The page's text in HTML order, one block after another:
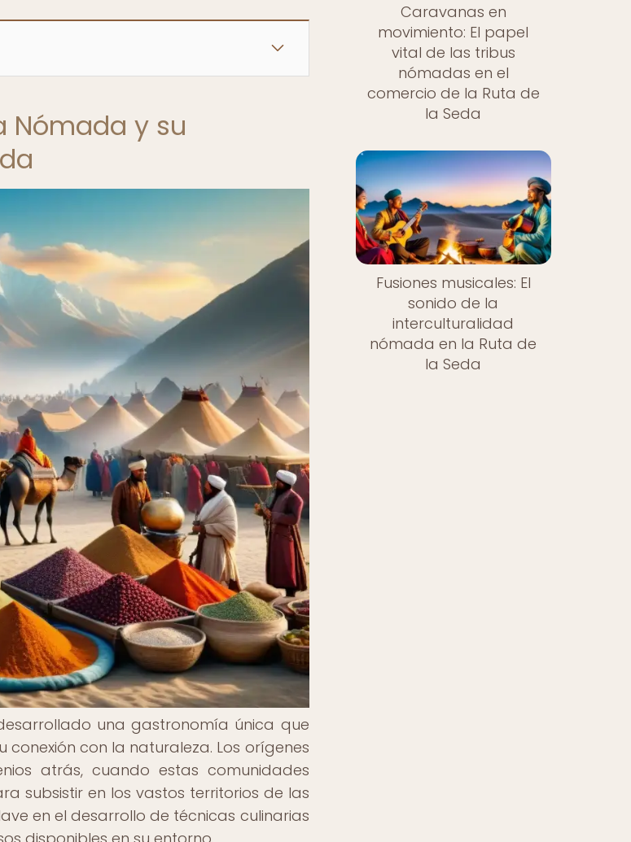
Nómada y su
una gastronomía única que
con la naturaleza. Los orígenes
atrás, cuando estas comunidades
subsistir en los vastos territorios de las
en el desarrollo de técnicas culinarias
Caravanas en
movimiento: El papel
vital de las tribus
nómadas en el
comercio de la Ruta de
la Seda
Fusiones musicales: El
sonido de la
interculturalidad
nómada en la Ruta de
la Seda